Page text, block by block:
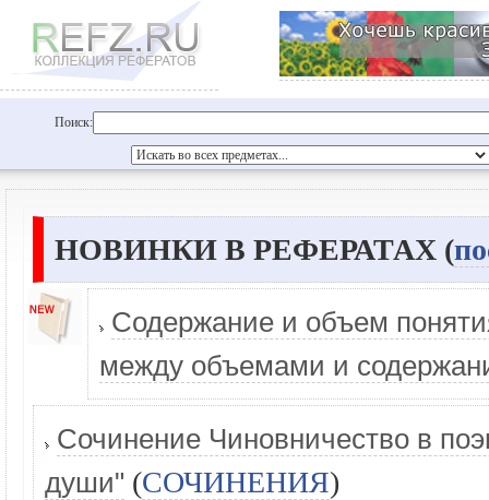
Поиск:
НОВИНКИ В РЕФЕРАТАХ (
Содержание и объем
между объемами и
Сочинение Чиновничество в
души" (СОЧИНЕНИЯ)